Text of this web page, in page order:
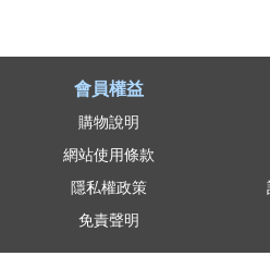
會員權益
購物說明
網站使用條款
隱私權政策
免責聲明